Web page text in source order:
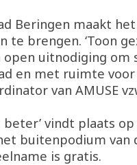
Beringen maakt
brengen. ‘Toon
open uitnodiging om
en met ruimte
van AMUSE
vindt plaats
buitenpodium
is gratis.